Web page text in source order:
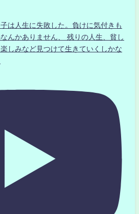
は人生に失敗した。負けに気付きも
んかありません、 残りの人生、貧し
しみなど見つけて生きていくしかな